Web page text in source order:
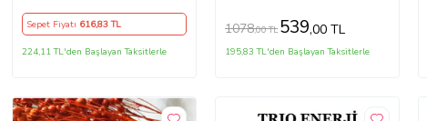
Sepet Fiyatı 616,83 TL
224,11 TL'den Başlayan Taksitlerle
1078,00 TL 539,00 TL
195,83 TL'den Başlayan Taksitlerle